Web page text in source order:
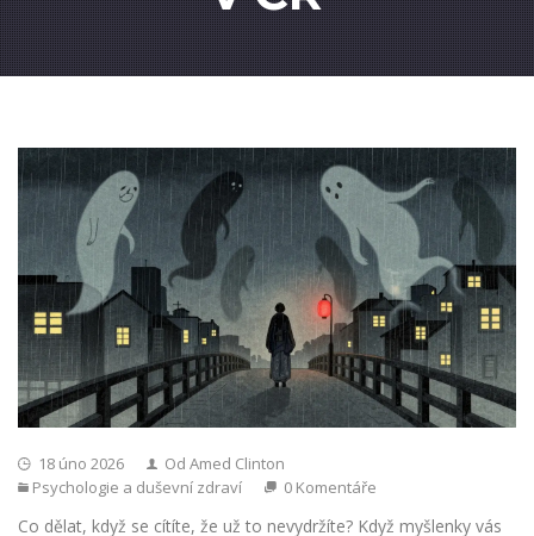
18 úno 2026
Od Amed Clinton
Psychologie a duševní zdraví
0 Komentáře
Co dělat, když se cítíte, že už to nevydržíte? Když myšlenky vás